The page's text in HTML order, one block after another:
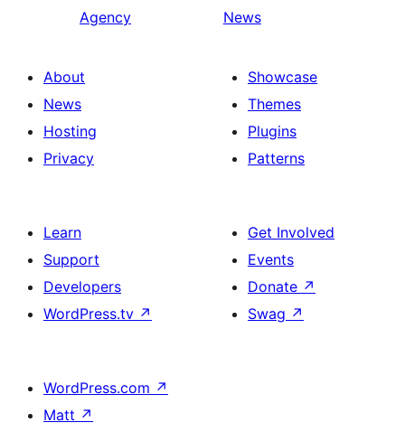
Agency
News
About
News
Hosting
Privacy
Showcase
Themes
Plugins
Patterns
Learn
Support
Developers
WordPress.tv ↗
Get Involved
Events
Donate ↗
Swag ↗
WordPress.com ↗
Matt ↗